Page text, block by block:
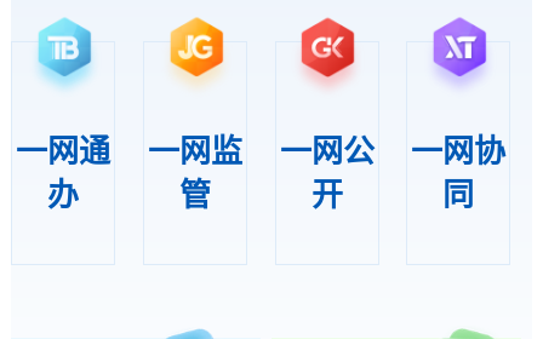
2026年壤塘“石榴籽”对口帮扶技能培训圆满收官 2026-07-31
一网通
办
一网监
管
一网公
开
一网协
同